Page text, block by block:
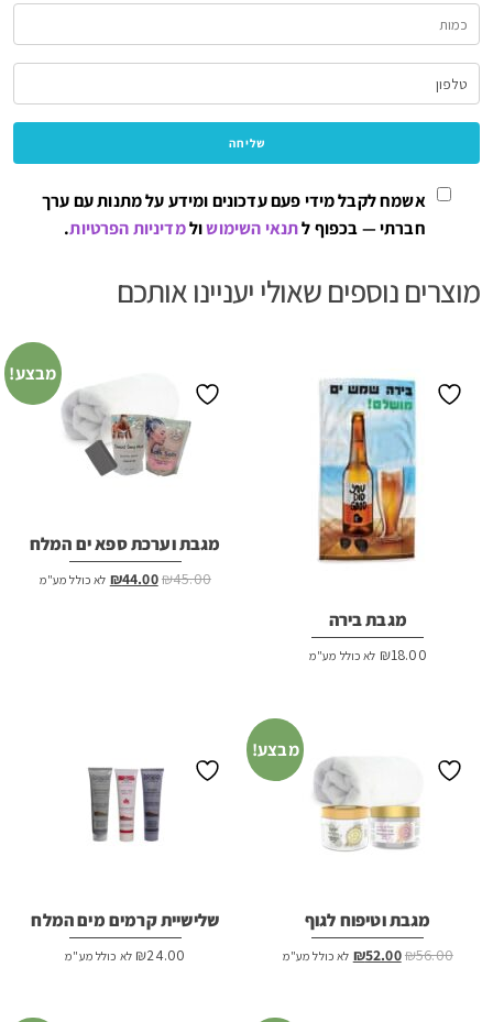
אשמח לקבל מידי פעם עדכונים ומידע על מתנות עם ערך
חברתי — בכפוף לתנאי השימושולמדיניות הפרטיות.
מוצרים נוספים שאולי יעניינו אותכם
מגבת בירה
₪18.00 לא כולל מע"מ
מבצע!
מגבת וערכת ספא ים המלח
₪45.00
המחיר₪44.00 המחיר
לא כולל מע"מ
מבצע!
מגבת וטיפוח לגוף
₪56.00
המחיר₪52.00 המחיר
לא כולל מע"מ
שלישיית קרמים מים המלח
₪24.00 לא כולל מע"מ